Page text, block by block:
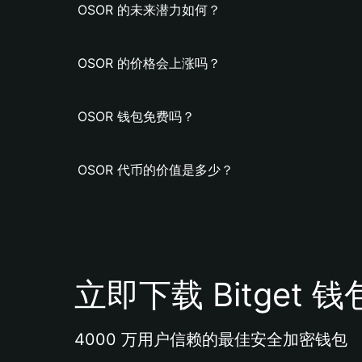
OSOR 的未来潜力如何？
OSOR 的价格会上涨吗？
OSOR 钱包免费吗？
OSOR 代币的价值是多少？
立即下载 Bitget 钱
4000 万用户信赖的最佳安全加密钱包